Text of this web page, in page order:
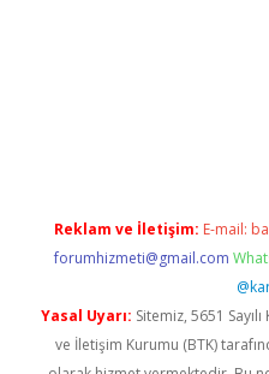
Reklam ve İletişim: E-mail:
forumhizmeti@gmail.com
Yasal Uyarı: Sitemiz, 5651
ve İletişim Kurumu (BTK)